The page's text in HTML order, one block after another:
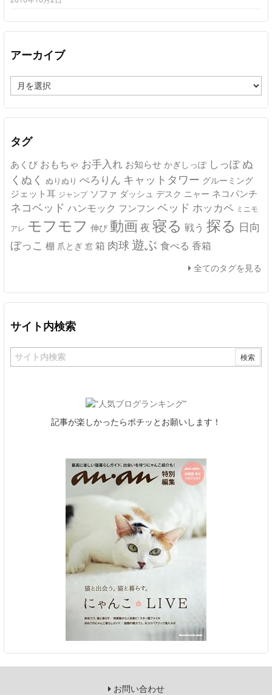
アーカイブ
ー
カ
イ
タグ
あくび おもちゃ お手入れ お知らせ かぎしっぽ しっぽ ぬ
くぬく ぬりぬり ぺろりん キャットタワー グルーミング
ジェット耳 ジャンプ ソファ ダッシュ デスク ニャー ネコパンチ
ネコベッド ハンモック フンフン ベッド ホッカペ ミニモ
アレ モフモフ 伸び 動画 夜 寝る 戦う 探る 日向
ぼっこ 棚 爪とぎ 窓 箱 肉球 遊ぶ 食べる 香箱
全てのタグを見る
サイト内検索
記事が楽しかったらポチッとお願いします！
お問い合わせ